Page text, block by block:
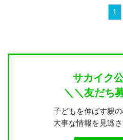
1
サカイク
＼＼友だち
子どもを伸ばす親
大事な情報を見逃